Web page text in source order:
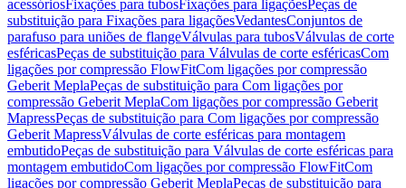
acessóriosFixações para tubosFixações para ligaçõesPeças de
substituição para Fixações para ligaçõesVedantesConjuntos de
parafuso para uniões de flangeVálvulas para tubosVálvulas de corte
esféricasPeças de substituição para Válvulas de corte esféricasCom
ligações por compressão FlowFitCom ligações por compressão
Geberit MeplaPeças de substituição para Com ligações por
compressão Geberit MeplaCom ligações por compressão Geberit
MapressPeças de substituição para Com ligações por compressão
Geberit MapressVálvulas de corte esféricas para montagem
embutidoPeças de substituição para Válvulas de corte esféricas para
montagem embutidoCom ligações por compressão FlowFitCom
ligações por compressão Geberit MeplaPeças de substituição para